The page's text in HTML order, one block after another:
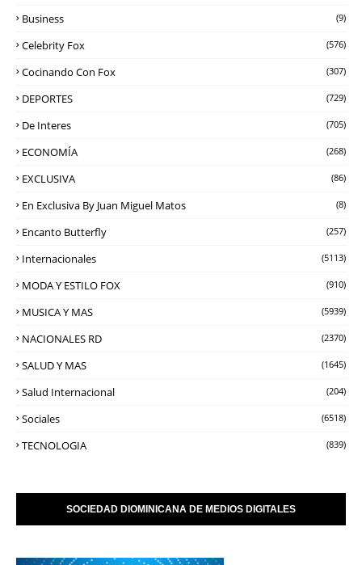
Business (9)
Celebrity Fox (576)
Cocinando Con Fox (307)
DEPORTES (729)
De Interes (705)
ECONOMÍA (268)
EXCLUSIVA (86)
En Exclusiva By Juan Miguel Matos (8)
Encanto Butterfly (257)
Internacionales (5113)
MODA Y ESTILO FOX (910)
MUSICA Y MAS (5939)
NACIONALES RD (2370)
SALUD Y MAS (1645)
Salud Internacional (204)
Sociales (6518)
TECNOLOGIA (839)
SOCIEDAD DIOMINICANA DE MEDIOS DIGITALES